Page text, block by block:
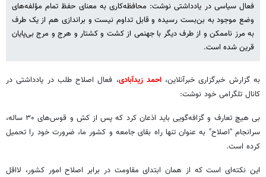
فعال سیاسی در یادداشتی نوشت: محافظه‌کاری به معنای حفظ تمام مؤلفه‌های
وضع موجود به بن‌بست رسیده و قابل تداوم نیست و براندازی هم از یک طرف
به مرز ناممکن و از طرف دیگر با جهنمی از کشت و کشتار و هرج و مرج بی‌پایان
قرین شده است.
به گزارش خبرگزاری خبرآنلاین، احمد زیدآبادی، فعال اصلاح طلب در یادداشتی در
کانال تلگرامی خود نوشت:
بی هیچ تعارف و گزافه‌گویی باید اذعان کرد که پس از کش و قوس‌های ۳۰ ساله،
سرانجام "اصلاح" به عنوان تنها راه بقای جامعه و کشور ما، ضرورت خود را تحمیل
کرده است.
این نکته‌ای است که از همان ابتدای مقاومت در برابر اصلاح امور کشور، لااقل